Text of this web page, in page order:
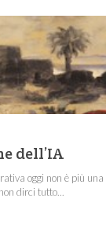
dell’IA
oggi non è più
dirci tutto...